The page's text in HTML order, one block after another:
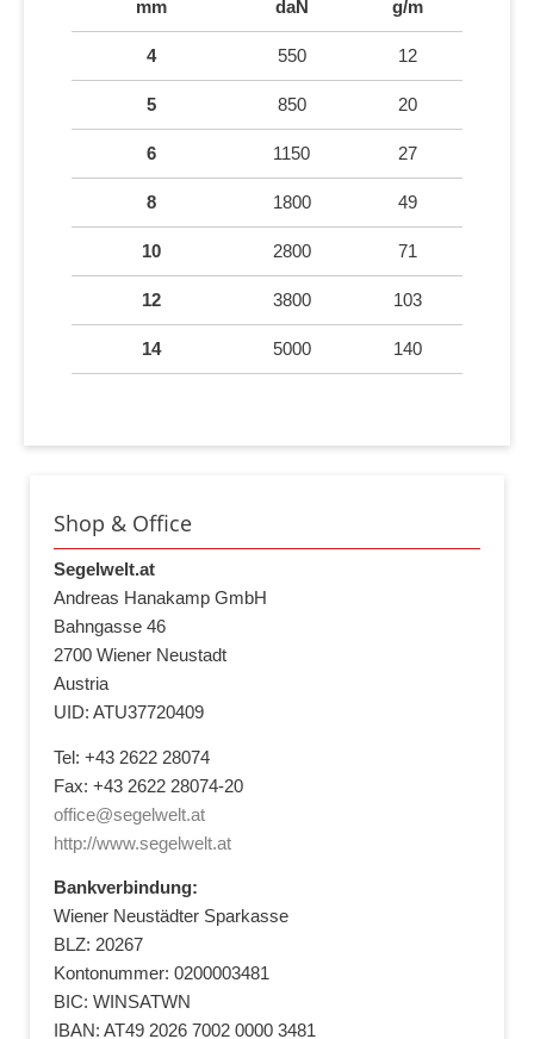
mm
daN
g/m
4 550 12
5 850 20
6 1150 27
8 1800 49
10 2800 71
12 3800 103
14 5000 140
Shop & Office
Segelwelt.at
Andreas Hanakamp GmbH
Bahngasse 46
2700 Wiener Neustadt
Austria
UID: ATU37720409
Tel: +43 2622 28074
Fax: +43 2622 28074-20
office@segelwelt.at
http://www.segelwelt.at
Bankverbindung:
Wiener Neustädter Sparkasse
BLZ: 20267
Kontonummer: 0200003481
BIC: WINSATWN
IBAN: AT49 2026 7002 0000 3481